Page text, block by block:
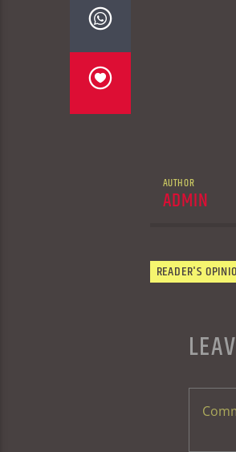
AUTHOR
ADMIN
READER'S